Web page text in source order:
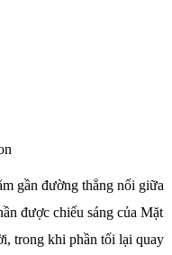
gần đường thẳng nối giữa
được chiếu sáng của Mặt
trong khi phần tối lại quay